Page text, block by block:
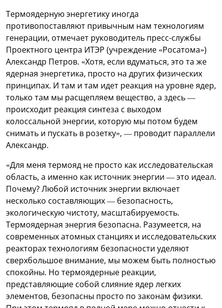
Термоядерную энергетику иногда
противопоставляют привычным нам технологиям
генерации, отмечает руководитель пресс-службы
Проектного центра ИТЭР (учреждение «Росатома»)
Александр Петров. «Хотя, если вдуматься, это та же
ядерная энергетика, просто на других физических
принципах. И там и там идет реакция на уровне ядер,
только там мы расщепляем вещество, а здесь —
происходит реакция синтеза с выходом
колоссальной энергии, которую мы потом будем
снимать и пускать в розетку», — проводит параллели
Александр.
«Для меня термояд не просто как исследовательская
область, а именно как источник энергии — это идеал.
Почему? Любой источник энергии включает
несколько составляющих — безопасность,
экологическую чистоту, масштабируемость.
Термоядерная энергия безопасна. Разумеется, на
современных атомных станциях и исследовательских
реакторах технологиям безопасности уделяют
сверхбольшое внимание, мы можем быть полностью
спокойны. Но термоядерные реакции,
представляющие собой слияние ядер легких
элементов, безопасны просто по законам физики.